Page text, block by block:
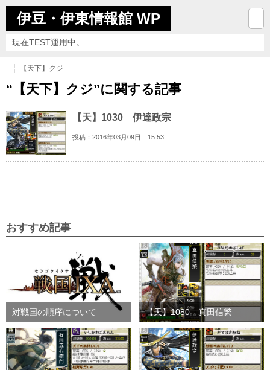
伊豆・伊東情報館 WP
現在TEST運用中。
【天下】クジ
“【天下】クジ”に関する記事
【天】1030 伊達政宗
投稿：2016年03月09日 15:53
おすすめ記事
対戦国の順序について 【天】1080 真田信繁